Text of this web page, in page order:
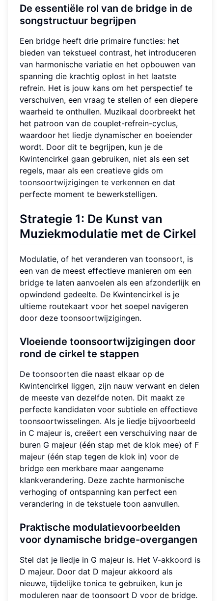
De essentiële rol van de bridge in de
songstructuur begrijpen
Een bridge heeft drie primaire functies: het
bieden van tekstueel contrast, het introduceren
van harmonische variatie en het opbouwen van
spanning die krachtig oplost in het laatste
refrein. Het is jouw kans om het perspectief te
verschuiven, een vraag te stellen of een diepere
waarheid te onthullen. Muzikaal doorbreekt het
het patroon van de couplet-refrein-cyclus,
waardoor het liedje dynamischer en boeiender
wordt. Door dit te begrijpen, kun je de
Kwintencirkel gaan gebruiken, niet als een set
regels, maar als een creatieve gids om
toonsoortwijzigingen te verkennen en dat
perfecte moment te bewerkstelligen.
Strategie 1: De Kunst van
Muziekmodulatie met de Cirkel
Modulatie, of het veranderen van toonsoort, is
een van de meest effectieve manieren om een
bridge te laten aanvoelen als een afzonderlijk en
opwindend gedeelte. De Kwintencirkel is je
ultieme routekaart voor het soepel navigeren
door deze toonsoortwijzigingen.
Vloeiende toonsoortwijzigingen door
rond de cirkel te stappen
De toonsoorten die naast elkaar op de
Kwintencirkel liggen, zijn nauw verwant en delen
de meeste van dezelfde noten. Dit maakt ze
perfecte kandidaten voor subtiele en effectieve
toonsoortwisselingen. Als je liedje bijvoorbeeld
in C majeur is, creëert een verschuiving naar de
buren G majeur (één stap met de klok mee) of F
majeur (één stap tegen de klok in) voor de
bridge een merkbare maar aangename
klankverandering. Deze zachte harmonische
verhoging of ontspanning kan perfect een
verandering in de tekstuele toon aanvullen.
Praktische modulatievoorbeelden
voor dynamische bridge-overgangen
Stel dat je liedje in G majeur is. Het V-akkoord is
D majeur. Door dat D majeur akkoord als
nieuwe, tijdelijke tonica te gebruiken, kun je
moduleren naar de toonsoort D voor de bridge.